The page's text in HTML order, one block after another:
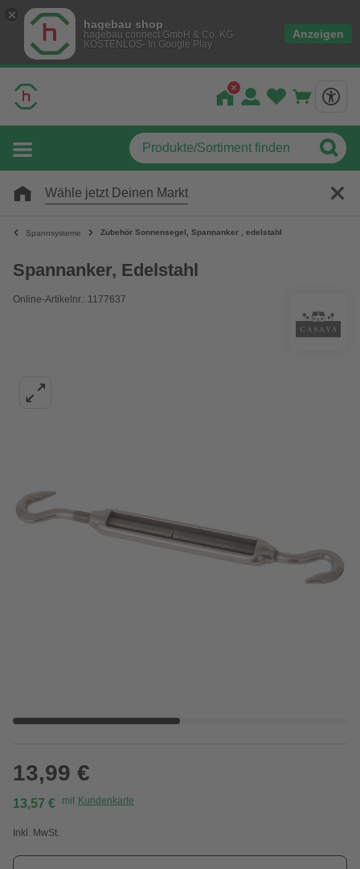
hagebau shop
hagebau connect GmbH & Co. KG
KOSTENLOS- In Google Play
Anzeigen
Wähle jetzt Deinen Markt
Spannsysteme Zubehör Sonnensegel, Spannanker , edelstahl
Spannanker, Edelstahl
Online-Artikelnr.: 1177637
13,99 €
13,57 € mit Kundenkarte
Inkl. MwSt.